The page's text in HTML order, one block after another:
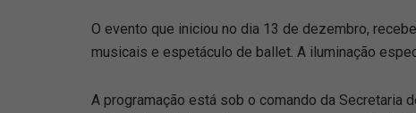
O evento que iniciou no dia 13 de dezembro,
musicais e espetáculo de ballet. A iluminação
A programação está sob o comando da Secretaria